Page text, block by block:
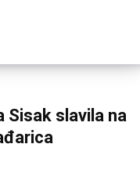
Sisak slavila na